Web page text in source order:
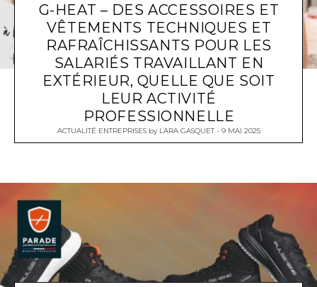
G-HEAT – DES ACCESSOIRES ET
VÊTEMENTS TECHNIQUES ET
RAFRAÎCHISSANTS POUR LES
SALARIÉS TRAVAILLANT EN
EXTÉRIEUR, QUELLE QUE SOIT
LEUR ACTIVITÉ
PROFESSIONNELLE
ACTUALITÉ ENTREPRISES by LARA GASQUET 9 MAI 2025